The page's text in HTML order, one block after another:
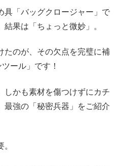
具「バッグクロージャー」で
果は「ちょっと微妙」。
たのが、その欠点を完璧に補
ール」です！
しかも素材を傷つけずにカチ
最強の「秘密兵器」をご紹介